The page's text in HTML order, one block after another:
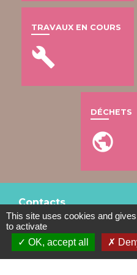
TRAVAUX EN COURS
build
DÉCHETS
public
Contacts
Mairie de Gometz-le-Châtel
76 rue Saint Nicolas
This site uses cookies and
to activate
OK, accept all